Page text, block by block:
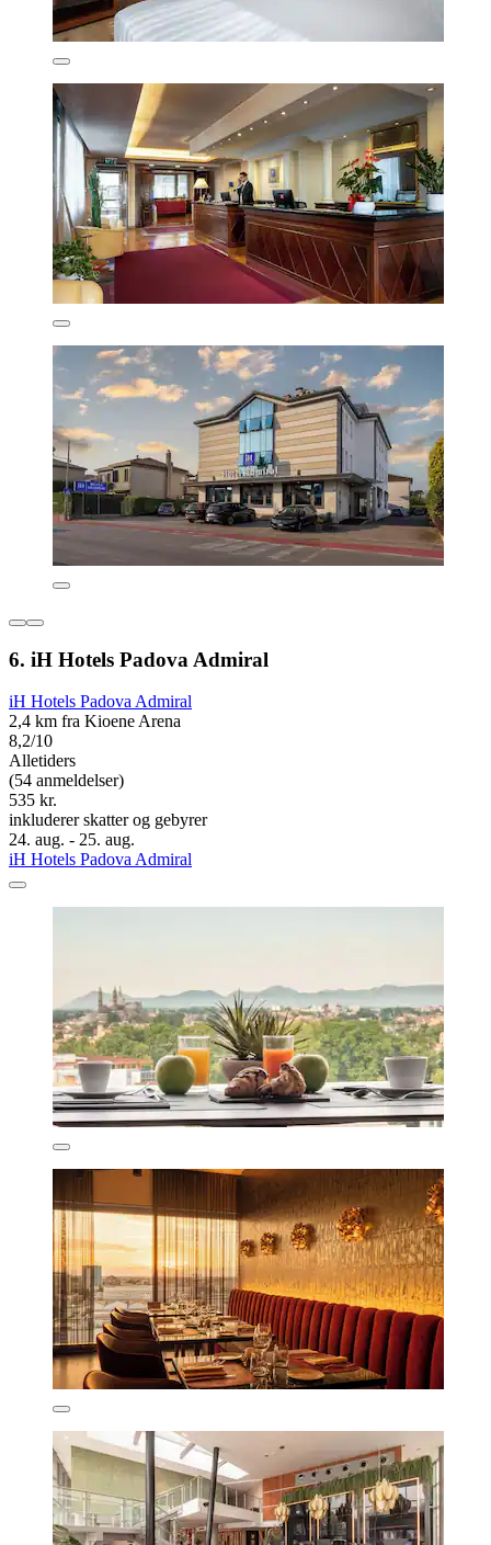
6. iH Hotels Padova Admiral
iH Hotels Padova Admiral
2,4 km fra Kioene Arena
8,2/10
Alletiders
(54 anmeldelser)
535 kr.
inkluderer skatter og gebyrer
24. aug. - 25. aug.
iH Hotels Padova Admiral